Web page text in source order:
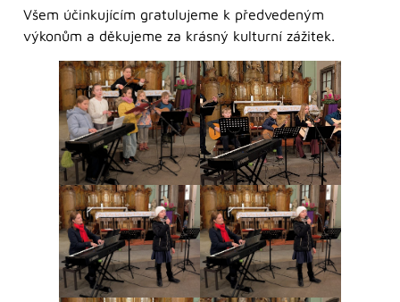
Všem účinkujícím gratulujeme k předvedeným
výkonům a děkujeme za krásný kulturní zážitek.